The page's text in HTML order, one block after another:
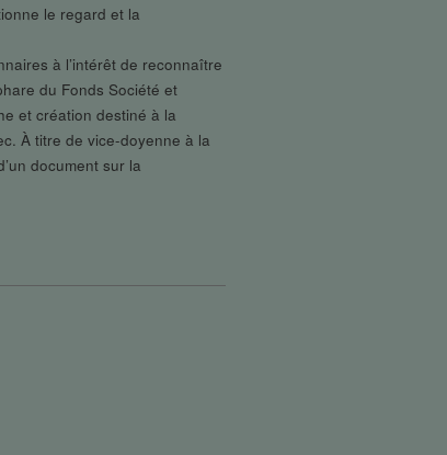
le regard et la
à l’intérêt de reconnaître
du Fonds Société et
et création destiné à la
À titre de vice-doyenne à la
document sur la